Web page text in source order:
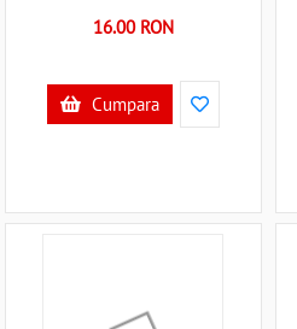
16.00 RON
Cumpara